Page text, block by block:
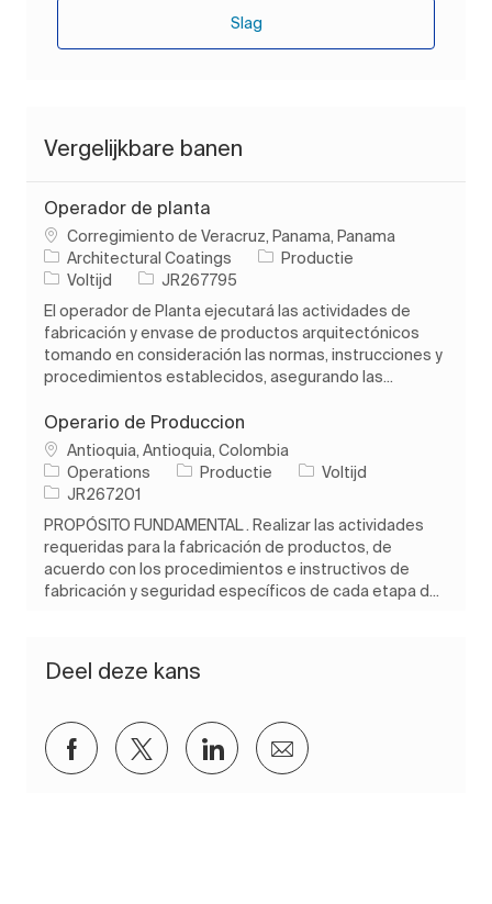
Slag
Vergelijkbare banen
Operador de planta
PlaatsCorregimiento de Veracruz, Panama, Panama
Architectural Coatings
Categorie
Productie
Soort baan
Voltijd Taak-ID
JR267795
El operador de Planta ejecutará las actividades de
fabricación y envase de productos arquitectónicos
tomando en consideración las normas, instrucciones y
procedimientos establecidos, asegurando las...
Operario de Produccion
PlaatsAntioquia, Antioquia, Colombia
Operations
Categorie
Productie Soort baan
Voltijd
Taak-ID
JR267201
PROPÓSITO FUNDAMENTAL . Realizar las actividades
requeridas para la fabricación de productos, de
acuerdo con los procedimientos e instructivos de
fabricación y seguridad específicos de cada etapa d...
Deel deze kans
Delen via Facebook
Delen via twitter
Delen via LinkedIn
Delen via e-mail